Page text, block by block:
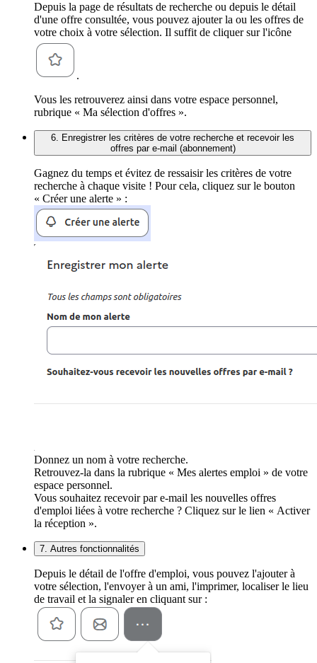
Depuis la page de résultats de recherche ou depuis le détail
d'une offre consultée, vous pouvez ajouter la ou les offres de
votre choix à votre sélection. Il suffit de cliquer sur l'icône
.
Vous les retrouverez ainsi dans votre espace personnel,
rubrique « Ma sélection d'offres ».
6. Enregistrer les critères de votre recherche et recevoir les
offres par e-mail (abonnement)
Gagnez du temps et évitez de ressaisir les critères de votre
recherche à chaque visite ! Pour cela, cliquez sur le bouton
« Créer une alerte » :
Donnez un nom à votre recherche.
Retrouvez-la dans la rubrique « Mes alertes emploi » de votre
espace personnel.
Vous souhaitez recevoir par e-mail les nouvelles offres
d'emploi liées à votre recherche ? Cliquez sur le lien « Activer
la réception ».
7. Autres fonctionnalités
Depuis le détail de l'offre d'emploi, vous pouvez l'ajouter à
votre sélection, l'envoyer à un ami, l'imprimer, localiser le lieu
de travail et la signaler en cliquant sur :